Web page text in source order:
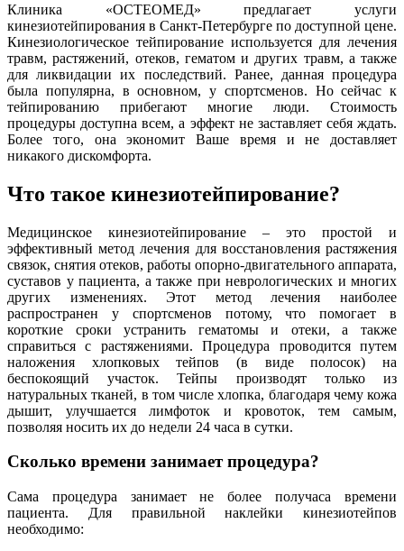
Клиника «ОСТЕОМЕД» предлагает услуги
кинезиотейпирования в Санкт-Петербурге по доступной цене.
Кинезиологическое тейпирование используется для лечения
травм, растяжений, отеков, гематом и других травм, а также
для ликвидации их последствий. Ранее, данная процедура
была популярна, в основном, у спортсменов. Но сейчас к
тейпированию прибегают многие люди. Стоимость
процедуры доступна всем, а эффект не заставляет себя ждать.
Более того, она экономит Ваше время и не доставляет
никакого дискомфорта.
Что такое кинезиотейпирование?
Медицинское кинезиотейпирование – это простой и
эффективный метод лечения для восстановления растяжения
связок, снятия отеков, работы опорно-двигательного аппарата,
суставов у пациента, а также при неврологических и многих
других изменениях. Этот метод лечения наиболее
распространен у спортсменов потому, что помогает в
короткие сроки устранить гематомы и отеки, а также
справиться с растяжениями. Процедура проводится путем
наложения хлопковых тейпов (в виде полосок) на
беспокоящий участок. Тейпы производят только из
натуральных тканей, в том числе хлопка, благодаря чему кожа
дышит, улучшается лимфоток и кровоток, тем самым,
позволяя носить их до недели 24 часа в сутки.
Сколько времени занимает процедура?
Сама процедура занимает не более получаса времени
пациента. Для правильной наклейки кинезиотейпов
необходимо: